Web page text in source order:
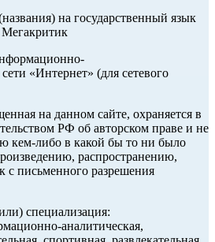
на государственный язык
«Интернет» (для сетевого
на данном сайте, охраняется в
РФ об авторском праве и не
кем-либо в какой бы то ни было
распространению,
с письменного разрешения
специализация:
аналитическая,